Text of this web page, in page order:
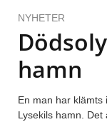
NYHETER
hamn
En man har klämts
Lysekils hamn.